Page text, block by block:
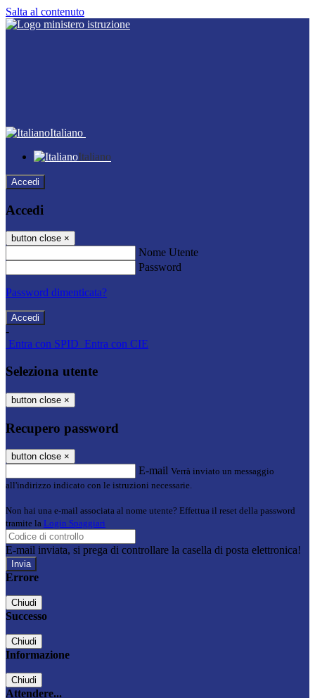
Salta al contenuto
Italiano
Italiano
Accedi
Accedi
button close ×
Nome Utente
Password
Password dimenticata?
-
Entra con SPID Entra con CIE
Seleziona utente
button close ×
Recupero password
button close ×
E-mail Verrà inviato un messaggio
all'indirizzo indicato con le istruzioni necessarie.
Non hai una e-mail associata al nome utente? Effettua il reset della password
tramite la Login Spaggiari
E-mail inviata, si prega di controllare la casella di posta elettronica!
Errore
Chiudi
Successo
Chiudi
Informazione
Chiudi
Attendere...